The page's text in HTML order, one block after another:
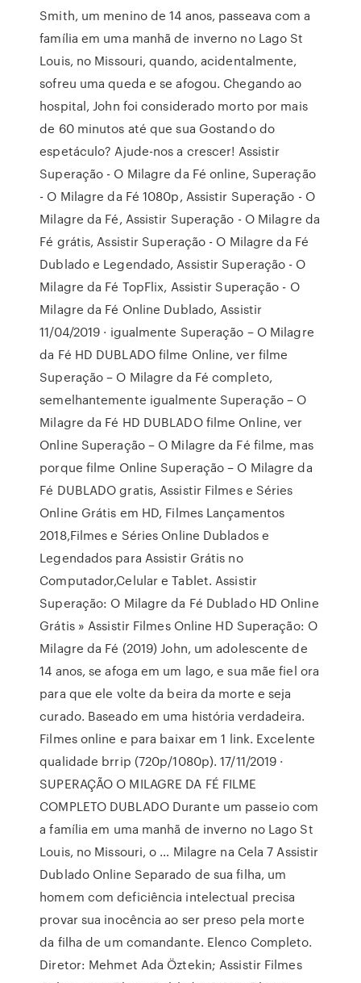
Smith, um menino de 14 anos, passeava com a
família em uma manhã de inverno no Lago St
Louis, no Missouri, quando, acidentalmente,
sofreu uma queda e se afogou. Chegando ao
hospital, John foi considerado morto por mais
de 60 minutos até que sua Gostando do
espetáculo? Ajude-nos a crescer! Assistir
Superação - O Milagre da Fé online, Superação
- O Milagre da Fé 1080p, Assistir Superação - O
Milagre da Fé, Assistir Superação - O Milagre da
Fé grátis, Assistir Superação - O Milagre da Fé
Dublado e Legendado, Assistir Superação - O
Milagre da Fé TopFlix, Assistir Superação - O
Milagre da Fé Online Dublado, Assistir
11/04/2019 · igualmente Superação – O Milagre
da Fé HD DUBLADO filme Online, ver filme
Superação – O Milagre da Fé completo,
semelhantemente igualmente Superação – O
Milagre da Fé HD DUBLADO filme Online, ver
Online Superação – O Milagre da Fé filme, mas
porque filme Online Superação – O Milagre da
Fé DUBLADO gratis, Assistir Filmes e Séries
Online Grátis em HD, Filmes Lançamentos
2018,Filmes e Séries Online Dublados e
Legendados para Assistir Grátis no
Computador,Celular e Tablet. Assistir
Superação: O Milagre da Fé Dublado HD Online
Grátis » Assistir Filmes Online HD Superação: O
Milagre da Fé (2019) John, um adolescente de
14 anos, se afoga em um lago, e sua mãe fiel ora
para que ele volte da beira da morte e seja
curado. Baseado em uma história verdadeira.
Filmes online e para baixar em 1 link. Excelente
qualidade brrip (720p/1080p). 17/11/2019 ·
SUPERAÇÃO O MILAGRE DA FÉ FILME
COMPLETO DUBLADO Durante um passeio com
a família em uma manhã de inverno no Lago St
Louis, no Missouri, o … Milagre na Cela 7 Assistir
Dublado Online Separado de sua filha, um
homem com deficiência intelectual precisa
provar sua inocência ao ser preso pela morte
da filha de um comandante. Elenco Completo.
Diretor: Mehmet Ada Öztekin; Assistir Filmes